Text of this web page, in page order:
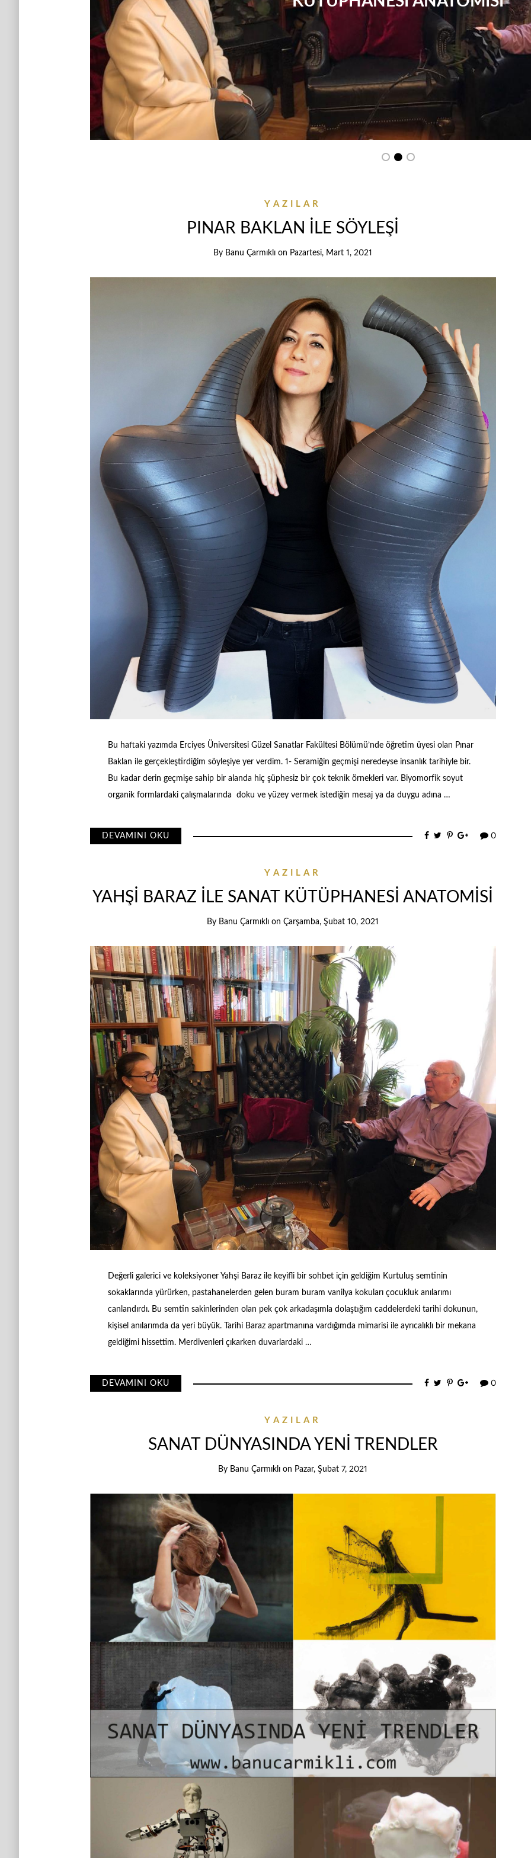
YAZILAR
PINAR BAKLAN İLE SÖYLEŞİ
By Banu Çarmıklı on Pazartesi, Mart 1, 2021
Bu haftaki yazımda Erciyes Üniversitesi Güzel Sanatlar Fakültesi Bölümü’nde öğretim üyesi olan Pınar
Baklan ile gerçekleştirdiğim söyleşiye yer verdim. 1- Seramiğin geçmişi neredeyse insanlık tarihiyle bir.
Bu kadar derin geçmişe sahip bir alanda hiç şüphesiz bir çok teknik örnekleri var. Biyomorfik soyut
organik formlardaki çalışmalarında doku ve yüzey vermek istediğin mesaj ya da duygu adına …
DEVAMINI OKU 0
YAZILAR
YAHŞİ BARAZ İLE SANAT KÜTÜPHANESİ ANATOMİSİ
By Banu Çarmıklı onÇarşamba, Şubat 10, 2021
Değerli galerici ve koleksiyoner Yahşi Baraz ile keyifli bir sohbet için geldiğim Kurtuluş semtinin
sokaklarında yürürken, pastahanelerden gelen buram buram vanilya kokuları çocukluk anılarımı
canlandırdı. Bu semtin sakinlerinden olan pek çok arkadaşımla dolaştığım caddelerdeki tarihi dokunun,
kişisel anılarımda da yeri büyük. Tarihi Baraz apartmanına vardığımda mimarisi ile ayrıcalıklı bir mekana
geldiğimi hissettim. Merdivenleri çıkarken duvarlardaki …
DEVAMINI OKU 0
YAZILAR
SANAT DÜNYASINDA YENİ TRENDLER
By Banu Çarmıklı on Pazar, Şubat 7, 2021